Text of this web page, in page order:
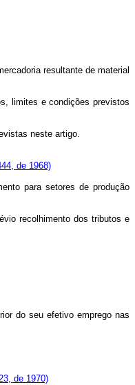
resultante de material
limites e condições previstos
previstas neste artigo.
de 1968)
para setores de produção
recolhimento dos tributos e
do seu efetivo emprego nas
de 1970)